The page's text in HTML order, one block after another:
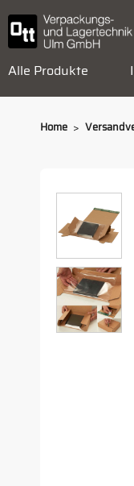
Alle Produkte
Home >